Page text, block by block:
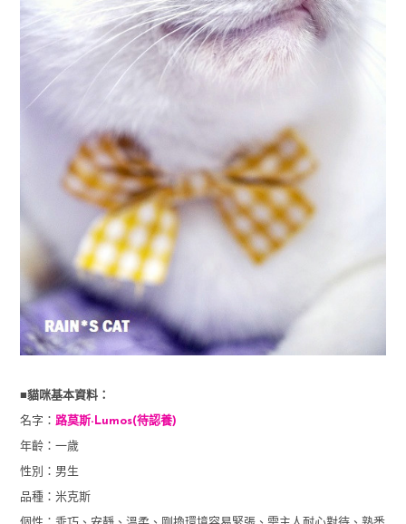
■貓咪基本資料：
名字： 路莫斯-Lumos(待認養)
年齡：一歲
性別：男生
品種：米克斯